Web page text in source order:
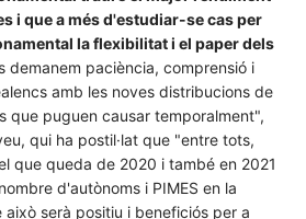
i que a més d'estudiar-se cas per
la flexibilitat i el paper dels
demanem paciència, comprensió i
amb les noves distribucions de
que puguen causar temporalment",
qui ha postil·lat que "entre tots,
que queda de 2020 i també en 2021
d'autònoms i PIMES en la
serà positiu i beneficiós per a